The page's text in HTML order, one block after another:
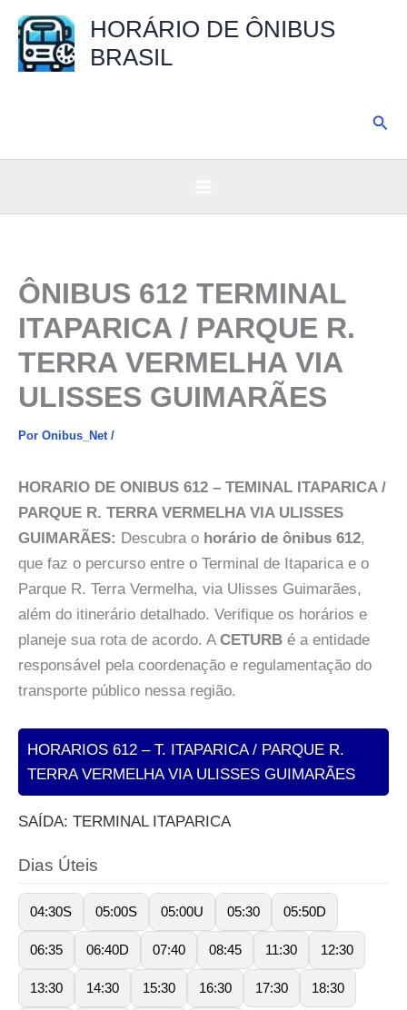
para
HORÁRIO DE ÔNIBUS
BRASIL
ÔNIBUS 612 TERMINAL
ITAPARICA / PARQUE R.
TERRA VERMELHA VIA
ULISSES GUIMARÃES
Por Onibus_Net /
HORARIO DE ONIBUS 612 – TEMINAL ITAPARICA /
PARQUE R. TERRA VERMELHA VIA ULISSES
GUIMARÃES: Descubra o horário de ônibus 612,
que faz o percurso entre o Terminal de Itaparica e o
Parque R. Terra Vermelha, via Ulisses Guimarães,
além do itinerário detalhado. Verifique os horários e
planeje sua rota de acordo. A CETURB é a entidade
responsável pela coordenação e regulamentação do
transporte público nessa região.
HORARIOS 612 – T. ITAPARICA / PARQUE R.
TERRA VERMELHA VIA ULISSES GUIMARÃES
SAÍDA: TERMINAL ITAPARICA
Dias Úteis
04:30S 05:00S 05:00U 05:30 05:50D
06:35 06:40D 07:40 08:45 11:30 12:30
13:30 14:30 15:30 16:30 17:30 18:30